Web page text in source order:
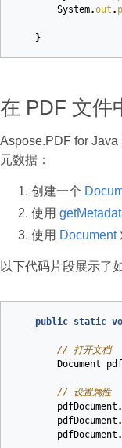
System.out .
}
在 PDF 文件
Aspose.PDF for
元数据：
创建一个
使用
使用 Document
以下代码片段展示了
public static
// 打开文档
Document
// 设置属性
pdfDocument .
pdfDocument .
pdfDocument .